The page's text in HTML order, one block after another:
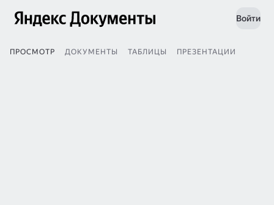
Войти
ПРОСМОТР ДОКУМЕНТЫ ТАБЛИЦЫ ПРЕЗЕНТАЦИИ